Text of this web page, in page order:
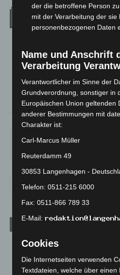
Überwiegend Bewölkt
90%
SA. SO.
Niedersachsen: Feuerwehrkräfte
7. August 2026
der die betroffene Person
mit der Verarbeitung der sie
personenbezogenen Daten
Name und Anschrift
Verarbeitung
Verantwortlicher im Sinne der
Grundverordnung, sonstiger in
Europäischen Union geltenden
anderer Bestimmungen mit
Charakter ist:
Carl-Marcus Müller
Reuterdamm 49
30853 Langenhagen -
Telefon: 0511-215 6000
Fax: 0511-866 789 33
E-Mail:
Cookies
Die Internetseiten verwenden
Textdateien, welche über